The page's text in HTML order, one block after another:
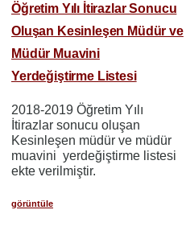
Öğretim Yılı İtirazlar Sonucu
Oluşan Kesinleşen Müdür ve
Müdür Muavini
Yerdeğiştirme Listesi
2018-2019 Öğretim Yılı
İtirazlar sonucu oluşan
Kesinleşen müdür ve müdür
muavini yerdeğiştirme listesi
ekte verilmiştir.
görüntüle